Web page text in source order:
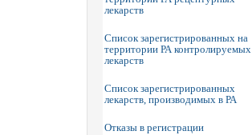
лекарств
Список зарегистрированных на
территории РА контролируемых
лекарств
Список зарегистрированных
лекарств, производимых в РА
Отказы в регистрации